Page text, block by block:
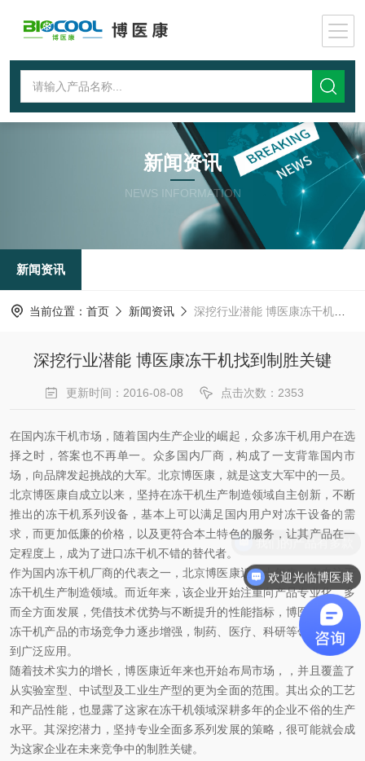
新闻资讯
NEWS INFORMATION
新闻资讯
当前位置： 首页 新闻资讯 深挖行业潜能 博医康冻干机找到制胜关键
深挖行业潜能 博医康冻干机找到制胜关键
更新时间：2016-08-08 点击次数：2353
在国内冻干机市场，随着国内生产企业的崛起，众多冻干机用户在选
择之时，答案也不再单一。众多国内厂商，构成了一支背靠国内市
场，向品牌发起挑战的大军。北京博医康，就是这支大军中的一员。
北京博医康自成立以来，坚持在冻干机生产制造领域自主创新，不断
推出的冻干机系列设备，基本上可以满足国内用户对冻干设备的需
求，而更加低廉的价格，以及更符合本土特色的服务，让其产品在一
定程度上，成为了进口冻干机不错的替代者。
作为国内冻干机厂商的代表之一，北京博医康近二十年来一直专注于
冻干机生产制造领域。而近年来，该企业开始注重向产品专业化、多
而全方面发展，凭借技术优势与不断提升的性能指标，博医康旗下的
冻干机产品的市场竞争力逐步增强，制药、医疗、科研等领域已经得
到广泛应用。
随着技术实力的增长，博医康近年来也开始布局市场，，并且覆盖了
从实验室型、中试型及工业生产型的更为全面的范围。其出众的工艺
和产品性能，也显露了这家在冻干机领域深耕多年的企业不俗的生产
水平。其深挖潜力，坚持专业全面多系列发展的策略，很可能就会成
为这家企业在未来竞争中的制胜关键。
欢迎光临博医康
我们的产品有多款